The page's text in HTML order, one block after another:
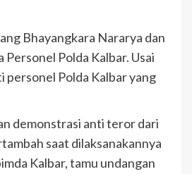
Bhayangkara Nararya dan
Polda Kalbar. Usai
personel Polda Kalbar yang
demonstrasi anti teror dari
saat dilaksanakannya
Kalbar, tamu undangan